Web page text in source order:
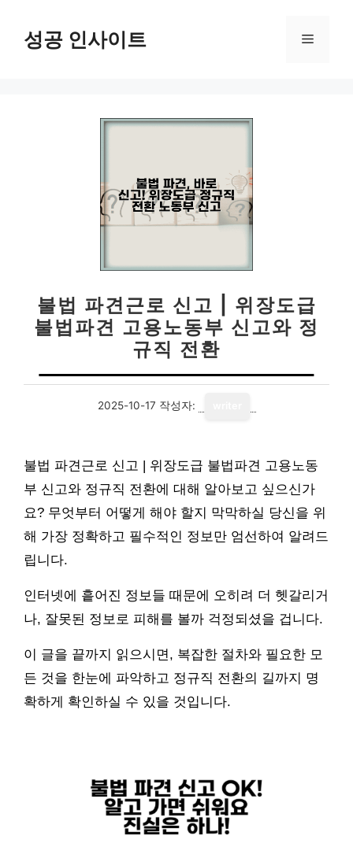
성공 인사이트 메
불법 파견근로 신고 | 위장도급
불법파견 고용노동부 신고와 정
규직 전환
2025-10-17 작성자:
불법 파견근로 신고 | 위장도급 불법파견 고용노동
부 신고와 정규직 전환에 대해 알아보고 싶으신가
요? 무엇부터 어떻게 해야 할지 막막하실 당신을 위
해 가장 정확하고 필수적인 정보만 엄선하여 알려드
립니다.
인터넷에 흩어진 정보들 때문에 오히려 더 헷갈리거
나, 잘못된 정보로 피해를 볼까 걱정되셨을 겁니다.
이 글을 끝까지 읽으시면, 복잡한 절차와 필요한 모
든 것을 한눈에 파악하고 정규직 전환의 길까지 명
확하게 확인하실 수 있을 것입니다.